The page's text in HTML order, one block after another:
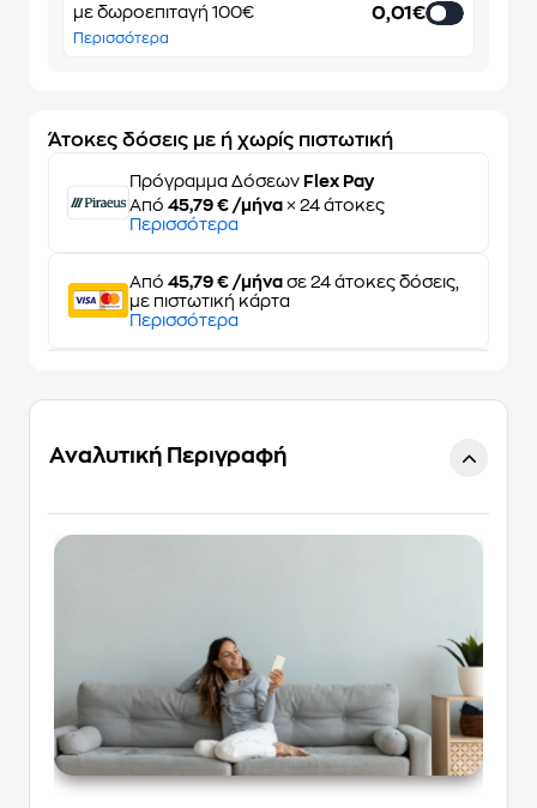
με δωροεπιταγή 100€
Περισσότερα
0,01€
Άτοκες δόσεις με ή χωρίς πιστωτική
Πρόγραμμα Δόσεων Flex Pay
Από 45,79 € /μήνα × 24 άτοκες
Περισσότερα
Από 45,79 € /μήνα σε 24 άτοκες δόσεις,
με πιστωτική κάρτα
Περισσότερα
Αναλυτική Περιγραφή